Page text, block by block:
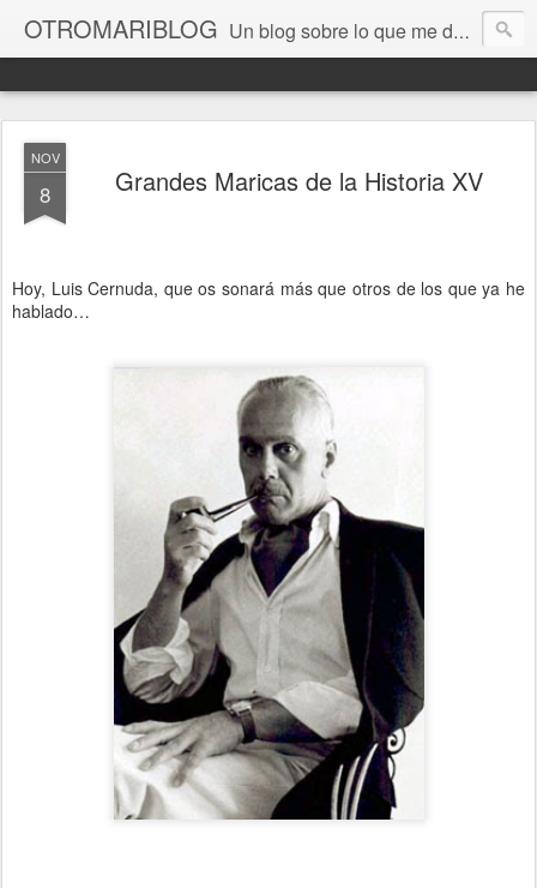
OTROMARIBLOG Un blog sobre lo que me da la gana, así en general, desde lo personal a cuestiones LGTB, vamos, mis mariconadas y esas cosas del Orgullo, la reivindicación y, en general, de reclamar las cosas que son justas y que cada cual haga lo que le venga en gana siempre que no moleste al vecino; cosas que ver, visitar... algún viaje... de todo un poco. Ah, y aquí a las chivatas no las queremos ver ni en pintura.
NOV
8 Grandes Maricas de la Historia XV
Hoy, Luis Cernuda, que os sonará más que otros de los que ya he
hablado…